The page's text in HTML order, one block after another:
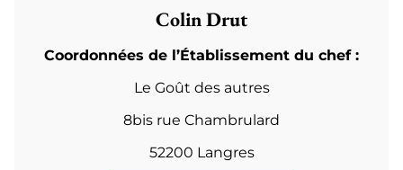
Colin Drut
Coordonnées de l’Établissement du chef :
Le Goût des autres
8bis rue Chambrulard
52200 Langres